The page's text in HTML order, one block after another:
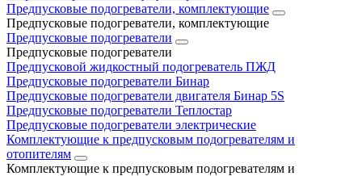
Предпусковые подогреватели, комплектующие
Предпусковые подогреватели, комплектующие
Предпусковые подогреватели
Предпусковые подогреватели
Предпусковой жидкостный подогреватель ПЖД
Предпусковые подогреватели Бинар
Предпусковые подогреватели двигателя Бинар 5S
Предпусковые подогреватели Теплостар
Предпусковые подогреватели электрические
Комплектующие к предпусковым подогревателям и
отопителям
Комплектующие к предпусковым подогревателям и